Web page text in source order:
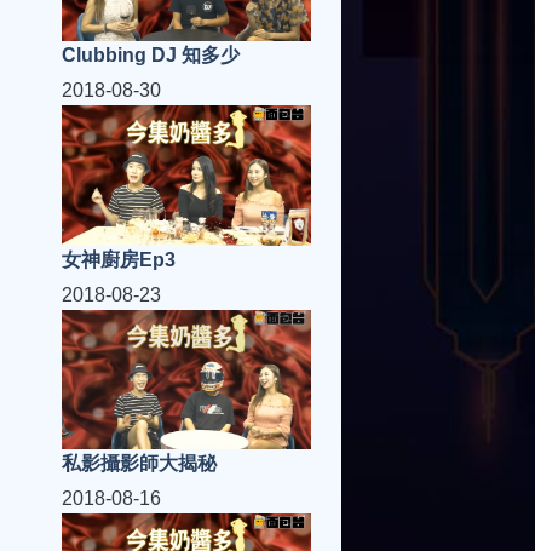
Clubbing DJ 知多少
2018-08-30
女神廚房Ep3
2018-08-23
私影攝影師大揭秘
2018-08-16